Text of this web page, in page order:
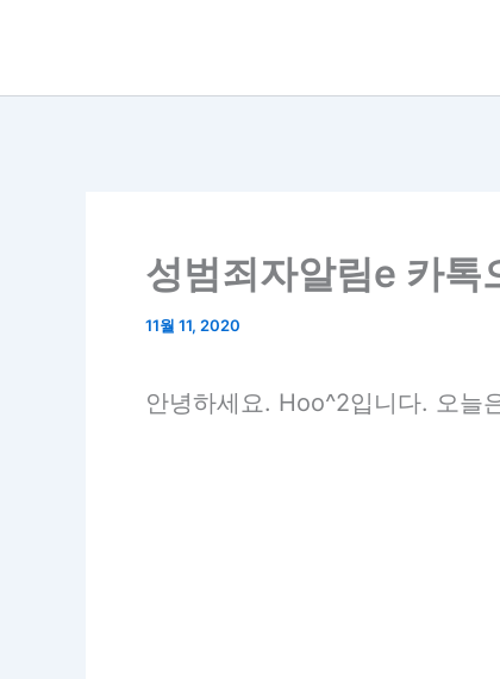
츠
성범죄자알림e 카톡
11월 11, 2020
안녕하세요. Hoo^2입니다. 오늘